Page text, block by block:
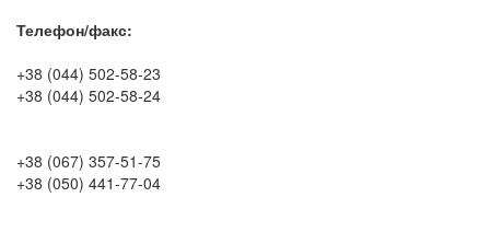
Телефон/факс:
+38 (044) 502-58-23
+38 (044) 502-58-24
+38 (067) 357-51-75
+38 (050) 441-77-04